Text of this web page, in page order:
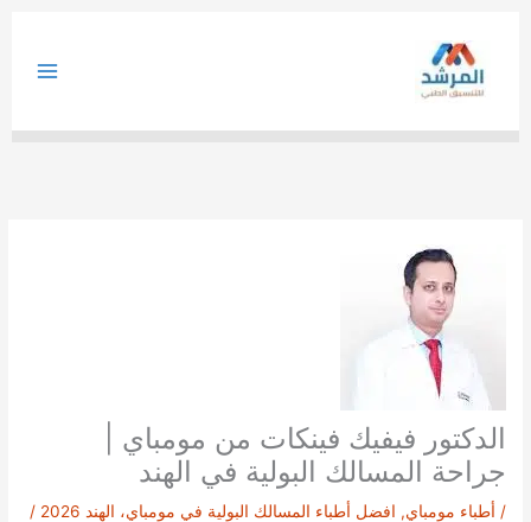
الدكتور فيفيك فينكات من مومباي |
جراحة المسالك البولية في الهند
/ أطباء مومباي, افضل أطباء المسالك البولية في مومباي، الهند 2026
/